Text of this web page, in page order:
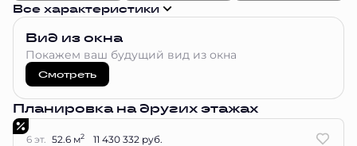
Все характеристики
Вид из окна
Покажем ваш будущий вид из окна
Смотреть
Планировка на других этажах
6 эт. 52.6 м2 11 430 332 руб.